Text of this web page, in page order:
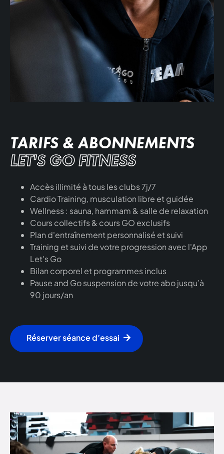
TARIFS & ABONNEMENTS
LET'S GO FITNESS
Accès illimité à tous les clubs 7j/7
Cardio Training, musculation libre et guidée
Wellness : sauna, hammam & salle de relaxation
Cours collectifs & cours GO exclusifs
Plan d'entraînement personnalisé et suivi
Training et suivi de votre progression avec l'App
Let's Go
Bilan corporel et programmes inclus
Pause and Go suspension de votre abo jusqu’à
90 jours/an
Réserver séance d’essai